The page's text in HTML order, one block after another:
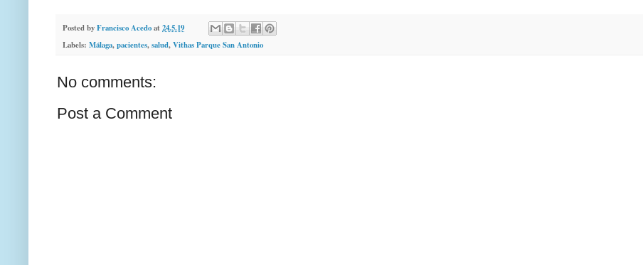
Posted byFrancisco Acedoat 24.5.19
Labels: Málaga,pacientes,salud,Vithas Parque San Antonio
No comments:
Post a Comment